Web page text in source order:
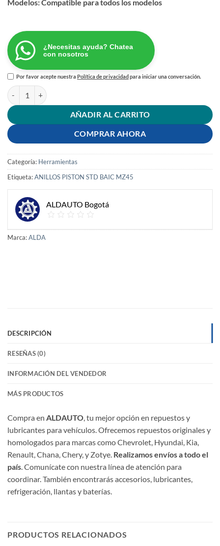
Modelos: Compatible para todos los modelos
¿Necesitas ayuda? Chatea
con nosotros
Por favor acepte nuestraPolítica de privacidad para iniciar una conversación.
ANILLOS PISTON STANDARD BAIC MZ45 cantidad
AÑADIR AL CARRITO
COMPRAR AHORA
Categoría: Herramientas
Etiqueta:ANILLOS PISTON STD BAIC MZ45
ALDAUTO Bogotá
Marca:ALDA
DESCRIPCIÓN
RESEÑAS (0)
INFORMACIÓN DEL VENDEDOR
MÁS PRODUCTOS
Compra en ALDAUTO , tu mejor opción en repuestos y
lubricantes para vehículos. Ofrecemos repuestos originales y
homologados para marcas como Chevrolet, Hyundai, Kia,
Renault, Chana, Chery, y Zotye. Realizamos envíos a todo el
país . Comunícate con nuestra línea de atención para
coordinar. También encontrarás accesorios, lubricantes,
refrigeración, llantas y baterías.
PRODUCTOS RELACIONADOS